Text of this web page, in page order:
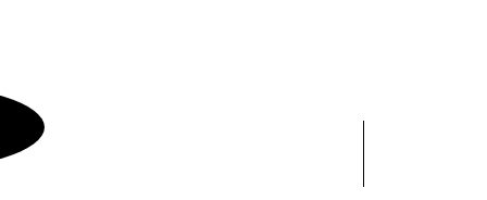
anzeigen